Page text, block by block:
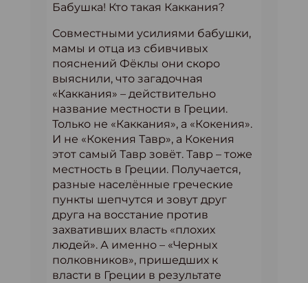
Бабушка! Кто такая Каккания?
Совместными усилиями бабушки,
мамы и отца из сбивчивых
пояснений Фёклы они скоро
выяснили, что загадочная
«Каккания» – действительно
название местности в Греции.
Только не «Каккания», а «Кокения».
И не «Кокения Тавр», а Кокения
этот самый Тавр зовёт. Тавр – тоже
местность в Греции. Получается,
разные населённые греческие
пункты шепчутся и зовут друг
друга на восстание против
захвативших власть «плохих
людей». А именно – «Черных
полковников», пришедших к
власти в Греции в результате